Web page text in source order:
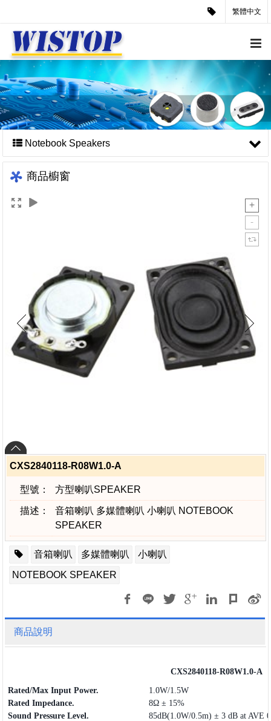
繁體中文
Notebook Speakers
商品櫥窗
CXS2840118-R08W1.0-A
型號： 方型喇叭SPEAKER
描述：
音箱喇叭 多媒體喇叭 小喇叭 NOTEBOOK
SPEAKER
音箱喇叭 多媒體喇叭
小喇叭
NOTEBOOK SPEAKER
商品說明
CXS2840118-R08W1.0-A
Rated/Max Input Power.
1.0W/1.5W
Rated Impedance.
8Ω ± 15%
Sound Pressure Level.
85dB(1.0W/0.5m) ± 3 dB at AVE